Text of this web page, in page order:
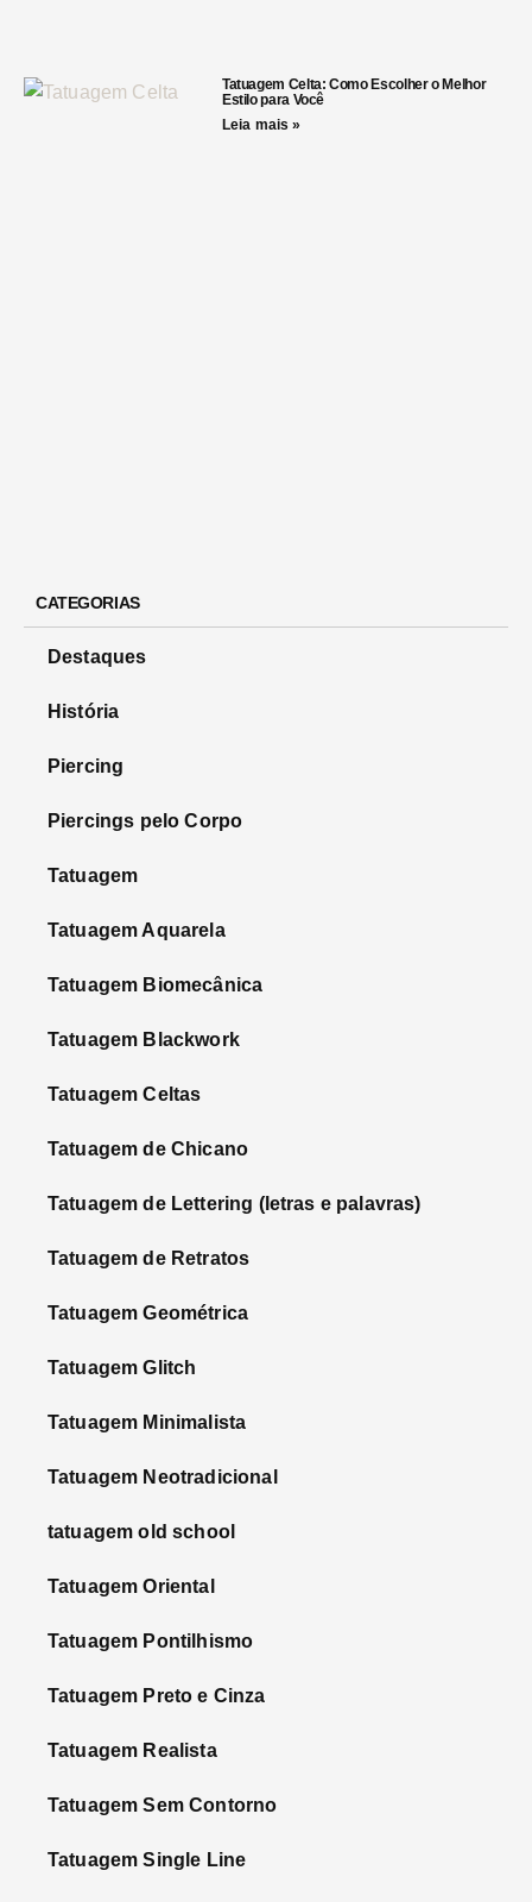
Tatuagem Celta: Como Escolher o Melhor
Estilo para Você
Leia mais »
CATEGORIAS
Destaques
História
Piercing
Piercings pelo Corpo
Tatuagem
Tatuagem Aquarela
Tatuagem Biomecânica
Tatuagem Blackwork
Tatuagem Celtas
Tatuagem de Chicano
Tatuagem de Lettering (letras e palavras)
Tatuagem de Retratos
Tatuagem Geométrica
Tatuagem Glitch
Tatuagem Minimalista
Tatuagem Neotradicional
tatuagem old school
Tatuagem Oriental
Tatuagem Pontilhismo
Tatuagem Preto e Cinza
Tatuagem Realista
Tatuagem Sem Contorno
Tatuagem Single Line